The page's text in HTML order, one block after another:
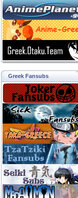
Greek Fansubs